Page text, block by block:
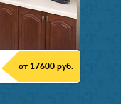
от 17600 руб.